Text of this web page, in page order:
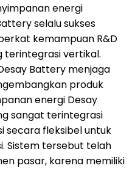
energi
selalu sukses
kemampuan R&D
terintegrasi vertikal.
Battery menjaga
produk
energi Desay
sangat terintegrasi
secara fleksibel untuk
Sistem tersebut telah
pasar, karena memiliki